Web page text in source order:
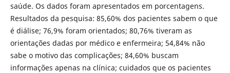
saúde. Os dados foram apresentados em porcentagens.
Resultados da pesquisa: 85,60% dos pacientes sabem o que
é diálise; 76,9% foram orientados; 80,76% tiveram as
orientações dadas por médico e enfermeira; 54,84% não
sabe o motivo das complicações; 84,60% buscam
informações apenas na clínica; cuidados que os pacientes